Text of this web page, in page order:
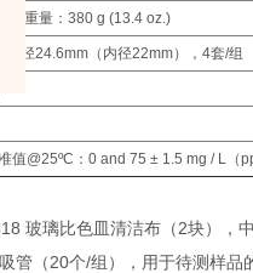
机重量：380 g (13.4 oz.)
径24.6mm（内径22mm），4套/组
值@25ºC：0 and 75 ± 1.5 mg / L（
玻璃比色皿清洁布（2块），
（20个/组），用于待测样品